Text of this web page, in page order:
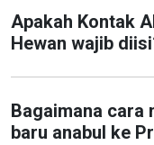
Apakah Kontak
Hewan wajib
Bagaimana cara
baru anabul ke